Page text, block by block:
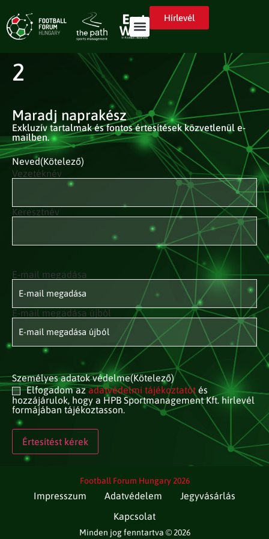
Hírlevél
2
Maradj naprakész
Exkluzív tartalmak és fontos értesítések közvetlenül e-
mailben.
Neved(Kötelező)
Vezetéknév
Keresztnév
E-mail
címed(Kötelező)
E-mail megadása
E-mail megadása újból
Személyes adatok védelme(Kötelező)
Elfogadom azadatvédelmi tájékoztatót és
hozzájárulok, hogy a HPB Sportmanagement Kft. hírlevél
formájában tájékoztasson.
Football Forum Hungary 2026
Impresszum Adatvédelem
Jegyvásárlás
Kapcsolat
Minden jog fenntartva © 2026